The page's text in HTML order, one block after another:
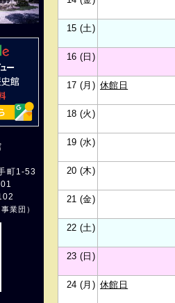
町1-53
業団 ）
15 (土)
16 (日)
17 (月) 休館日
18 (火)
19 (水)
20 (木)
21 (金)
22 (土)
23 (日)
24 (月) 休館日